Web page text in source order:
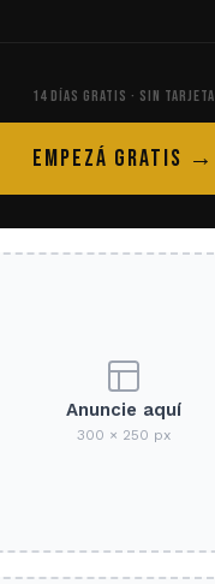
14 DÍAS GRATIS · SIN TARJETA
EMPEZÁ GRATIS →
Anuncie aquí
300 × 250 px